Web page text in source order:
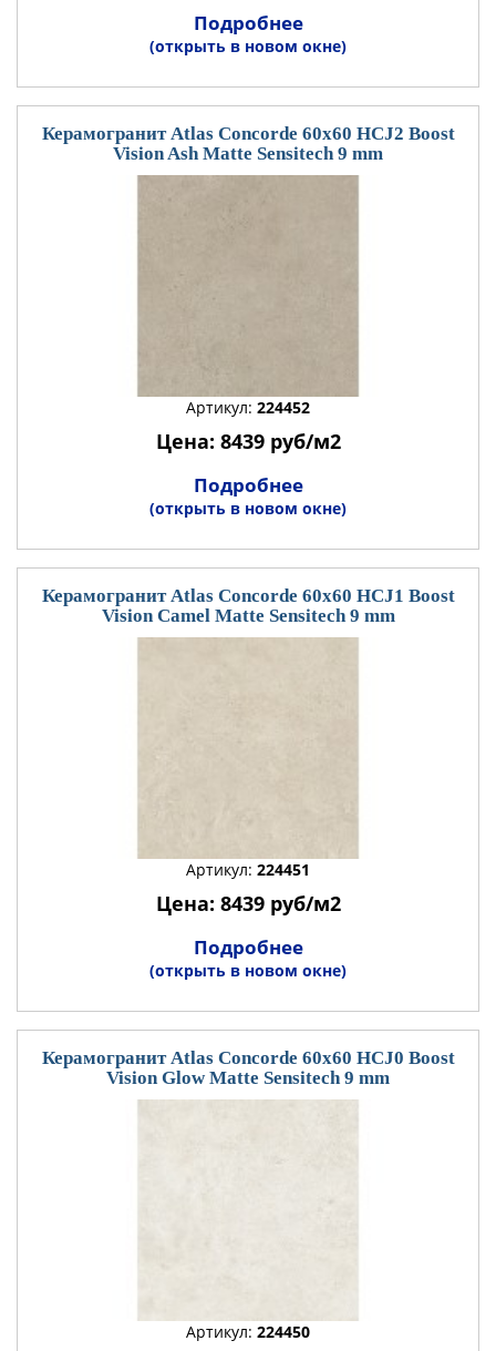
Подробнее
(открыть в новом окне)
Керамогранит Atlas Concorde 60x60 HCJ2 Boost
Vision Ash Matte Sensitech 9 mm
Артикул: 224452
Цена: 8439 руб/м2
Подробнее
(открыть в новом окне)
Керамогранит Atlas Concorde 60x60 HCJ1 Boost
Vision Camel Matte Sensitech 9 mm
Артикул: 224451
Цена: 8439 руб/м2
Подробнее
(открыть в новом окне)
Керамогранит Atlas Concorde 60x60 HCJ0 Boost
Vision Glow Matte Sensitech 9 mm
Артикул: 224450